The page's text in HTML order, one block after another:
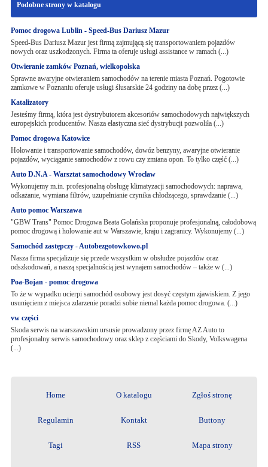
Podobne strony w katalogu
Pomoc drogowa Lublin - Speed-Bus Dariusz Mazur
Speed-Bus Dariusz Mazur jest firmą zajmującą się transportowaniem pojazdów
nowych oraz uszkodzonych. Firma ta oferuje usługi assistance w ramach (...)
Otwieranie zamków Poznań, wielkopolska
Sprawne awaryjne otwieraniem samochodów na terenie miasta Poznań. Pogotowie
zamkowe w Poznaniu oferuje usługi ślusarskie 24 godziny na dobę przez (...)
Katalizatory
Jesteśmy firmą, która jest dystrybutorem akcesoriów samochodowych największych
europejskich producentów. Nasza elastyczna sieć dystrybucji pozwoliła (...)
Pomoc drogowa Katowice
Holowanie i transportowanie samochodów, dowóz benzyny, awaryjne otwieranie
pojazdów, wyciąganie samochodów z rowu czy zmiana opon. To tylko część (...)
Auto D.N.A - Warsztat samochodowy Wrocław
Wykonujemy m.in. profesjonalną obsługę klimatyzacji samochodowych: naprawa,
odkażanie, wymiana filtrów, uzupełnianie czynika chłodzącego, sprawdzanie (...)
Auto pomoc Warszawa
"GBW Trans" Pomoc Drogowa Beata Golańska proponuje profesjonalną, całodobową
pomoc drogową i holowanie aut w Warszawie, kraju i zagranicy. Wykonujemy (...)
Samochód zastępczy - Autobezgotowkowo.pl
Nasza firma specjalizuje się przede wszystkim w obsłudze pojazdów oraz
odszkodowań, a naszą specjalnością jest wynajem samochodów – także w (...)
Poa-Bojan - pomoc drogowa
To że w wypadku ucierpi samochód osobowy jest dosyć częstym zjawiskiem. Z jego
usunięciem z miejsca zdarzenie poradzi sobie niemal każda pomoc drogowa. (...)
vw części
Skoda serwis na warszawskim ursusie prowadzony przez firmę AZ Auto to
profesjonalny serwis samochodowy oraz sklep z częściami do Skody, Volkswagena
(...)
Home O katalogu Zgłoś stronę
Regulamin Kontakt Buttony
Tagi RSS Mapa strony